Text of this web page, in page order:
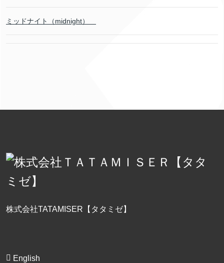
ミッドナイト（midnight）
株式会社TATAMISER【タタミゼ】
English